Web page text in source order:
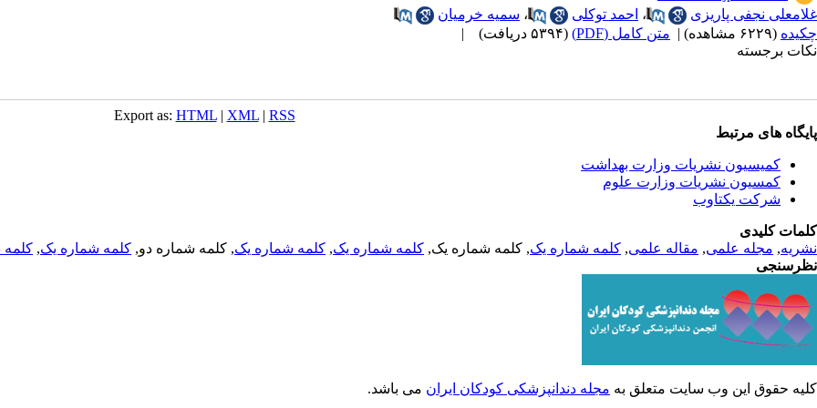
غلامعلی نجفی پاریزی
، احمد توکلی ، سمیه خرمیان
چکیده (۶۲۲۹ مشاهده) | متن کامل (PDF) (۵۳۹۴ دریافت)
|
نکات برجسته
Export as: HTML| XML| RSS
پایگاه های مرتبط
کمیسیون نشریات وزارت بهداشت
کمسیون نشریات وزارت علوم
شرکت یکتاوب
کلمات کلیدی
نشریه, مجله علمی, مقاله علمی, کلمه شماره یک, کلمه شماره یک, کلمه شماره یک, کلمه شماره یک, کلمه شماره دو, کلمه شماره یک, کلمه
نظرسنجی
کلیه حقوق این وب سایت متعلق به مجله دندانپزشکی کودکان ایران می باشد.